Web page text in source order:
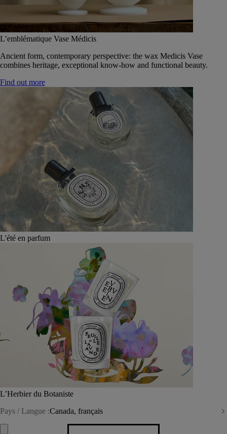
L’emblématique Vase Médicis
Ancient form, contemporary perspective: the wax Medicis Vase
combines heritage, exceptional know-how and functional beauty.
Find out more
L'été en parfum
L’Herbier du Botaniste
Pays / Langue :Canada, français